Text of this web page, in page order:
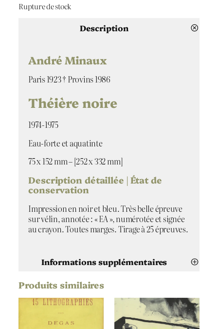
Rupture de stock
Description
André Minaux
Paris 1923 † Provins 1986
Théière noire
1974-1975
Eau-forte et aquatinte
75 x 152 mm – [252 x 332 mm]
Description détaillée | État de
conservation
Impression en noir et bleu. Très belle épreuve
sur vélin, annotée : « EA », numérotée et signée
au crayon. Toutes marges. Tirage à 25 épreuves.
Informations supplémentaires
Attributs Valeur
Théière noire
Produits similaires